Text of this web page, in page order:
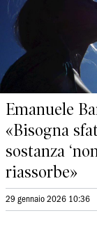
Emanuele
«Bisogna
sostanza
riassorbe»
29 gennaio 2026 10:36